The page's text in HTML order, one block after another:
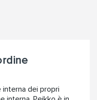
dei propri